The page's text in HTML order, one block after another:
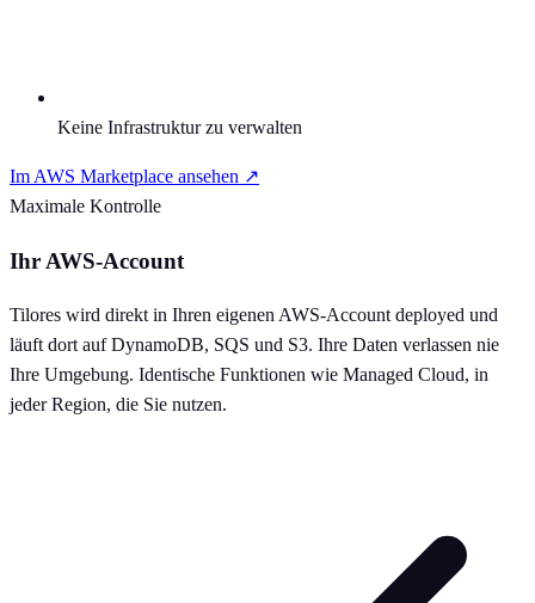
Keine Infrastruktur zu verwalten
Im AWS Marketplace ansehen ↗
Maximale Kontrolle
Ihr AWS-Account
Tilores wird direkt in Ihren eigenen AWS-Account deployed und
läuft dort auf DynamoDB, SQS und S3. Ihre Daten verlassen nie
Ihre Umgebung. Identische Funktionen wie Managed Cloud, in
jeder Region, die Sie nutzen.